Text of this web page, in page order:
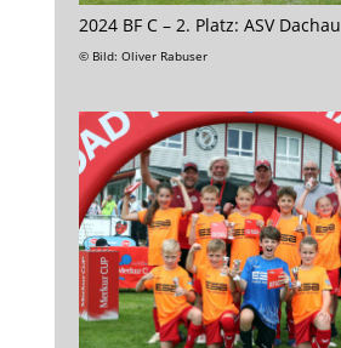
2024 BF C – 2. Platz: ASV Dachau
© Bild: Oliver Rabuser